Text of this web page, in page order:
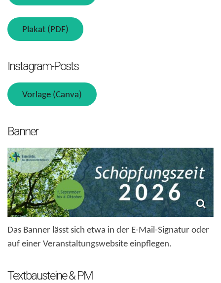
Plakat (PDF)
Instagram-Posts
Vorlage (Canva)
Banner
Das Banner lässt sich etwa in der E-Mail-Signatur oder
auf einer Veranstaltungswebsite einpflegen.
Textbausteine & PM